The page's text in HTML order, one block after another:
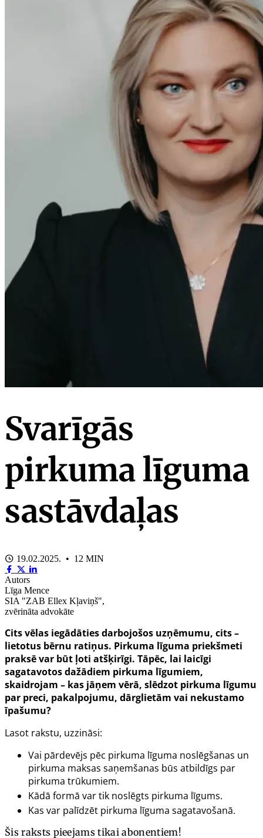
Svarīgās
pirkuma līguma
sastāvdaļas
19.02.2025. • 12 MIN
Autors
Līga Mence
SIA "ZAB Ellex Kļaviņš",
zvērināta advokāte
Cits vēlas iegādāties darbojošos uzņēmumu, cits –
lietotus bērnu ratiņus. Pirkuma līguma priekšmeti
praksē var būt ļoti atšķirīgi. Tāpēc, lai laicīgi
sagatavotos dažādiem pirkuma līgumiem,
skaidrojam – kas jāņem vērā, slēdzot pirkuma līgumu
par preci, pakalpojumu, dārglietām vai nekustamo
īpašumu?
Lasot rakstu, uzzināsi:
Vai pārdevējs pēc pirkuma līguma noslēgšanas un
pirkuma maksas saņemšanas būs atbildīgs par
pirkuma trūkumiem.
Kādā formā var tik noslēgts pirkuma līgums.
Kas var palīdzēt pirkuma līguma sagatavošanā.
Šis raksts pieejams tikai abonentiem!